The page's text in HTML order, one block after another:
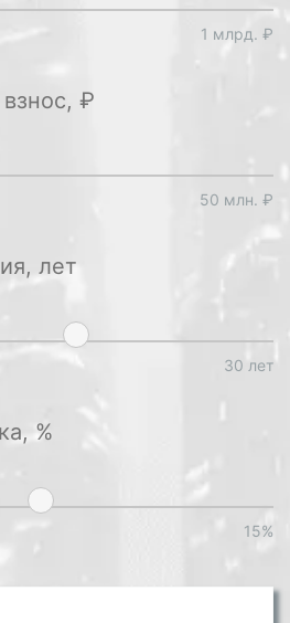
1 млрд. ₽
₽
50 млн. ₽
лет
30 лет
%
15%